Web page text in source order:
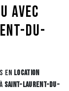
avec
du-
en location
Saint-Laurent-du-